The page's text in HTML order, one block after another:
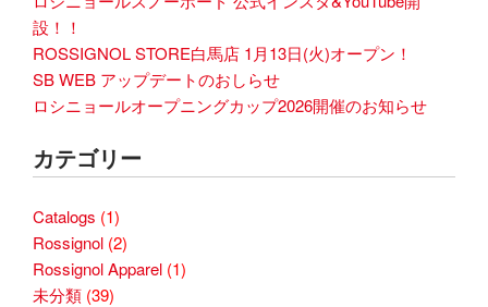
設！！
ROSSIGNOL STORE白馬店 1月13日(火)オープン！
SB WEB アップデートのおしらせ
ロシニョールオープニングカップ2026開催のお知らせ
カテゴリー
Catalogs (1)
Rossignol (2)
Rossignol Apparel (1)
未分類 (39)